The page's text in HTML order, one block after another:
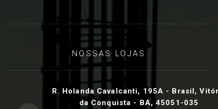
NOSSAS LOJAS
R. Holanda Cavalcanti, 195A - Brasil,
da Conquista - BA, 45051-035